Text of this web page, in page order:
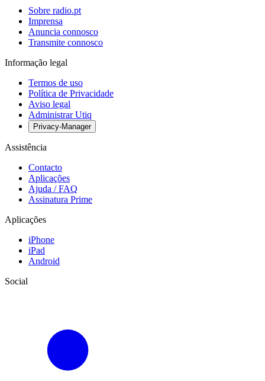
Sobre radio.pt
Imprensa
Anuncia connosco
Transmite connosco
Informação legal
Termos de uso
Política de Privacidade
Aviso legal
Administrar Utiq
Privacy-Manager
Assistência
Contacto
Aplicações
Ajuda / FAQ
Assinatura Prime
Aplicações
iPhone
iPad
Android
Social